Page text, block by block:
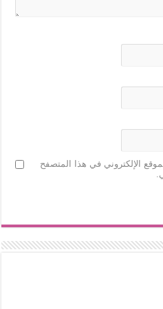
الإلكتروني في هذا المتصفح